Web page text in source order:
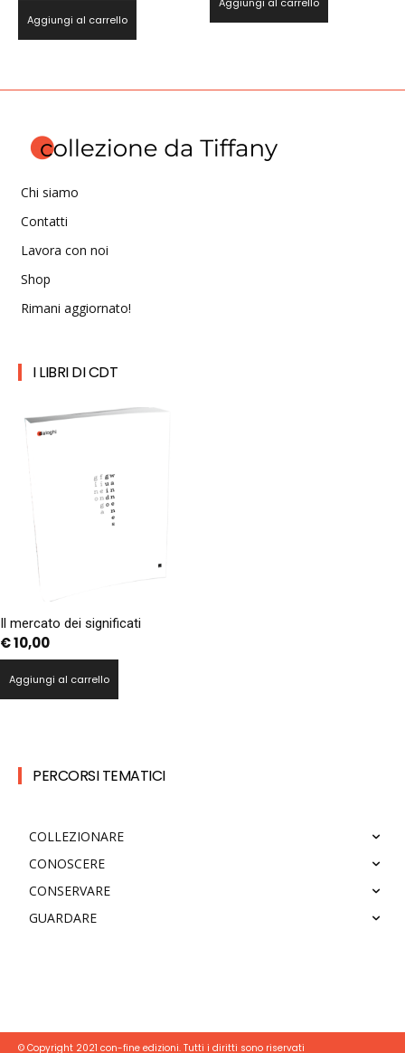
Aggiungi al carrello
Chi siamo
Contatti
Lavora con noi
Shop
Rimani aggiornato!
I LIBRI DI CDT
Il mercato dei significati
€10,00
Aggiungi al carrello
PERCORSI TEMATICI
COLLEZIONARE
CONOSCERE
CONSERVARE
GUARDARE
© Copyright 2021 con-fine edizioni. Tutti i diritti sono riservati